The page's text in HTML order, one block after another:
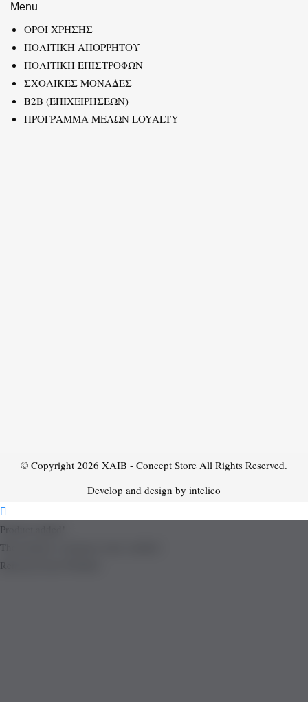
Menu
ΟΡΟΙ ΧΡΗΣΗΣ
ΠΟΛΙΤΙΚΗ ΑΠΟΡΡΗΤΟΥ
ΠΟΛΙΤΙΚΗ ΕΠΙΣΤΡΟΦΩΝ
ΣΧΟΛΙΚΕΣ ΜΟΝΑΔΕΣ
B2B (ΕΠΙΧΕΙΡΗΣΕΩΝ)
ΠΡΟΓΡΑΜΜΑ ΜΕΛΩΝ LOYALTY
© Copyright 2026 XAIB - Concept Store All Rights Reserved.
Develop and design by intelico
Product added!
The product is already in the wishlist!
Removed from Wishlist